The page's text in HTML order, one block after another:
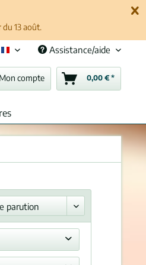
13 août.
Français (fr)Assistance/aide
Mon compte 0,00 € *